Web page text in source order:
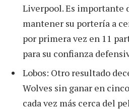
Liverpool. Es importante
mantener su portería a
por primera vez en 11
para su confianza
Lobos: Otro resultado
Wolves sin ganar en
cada vez más cerca del